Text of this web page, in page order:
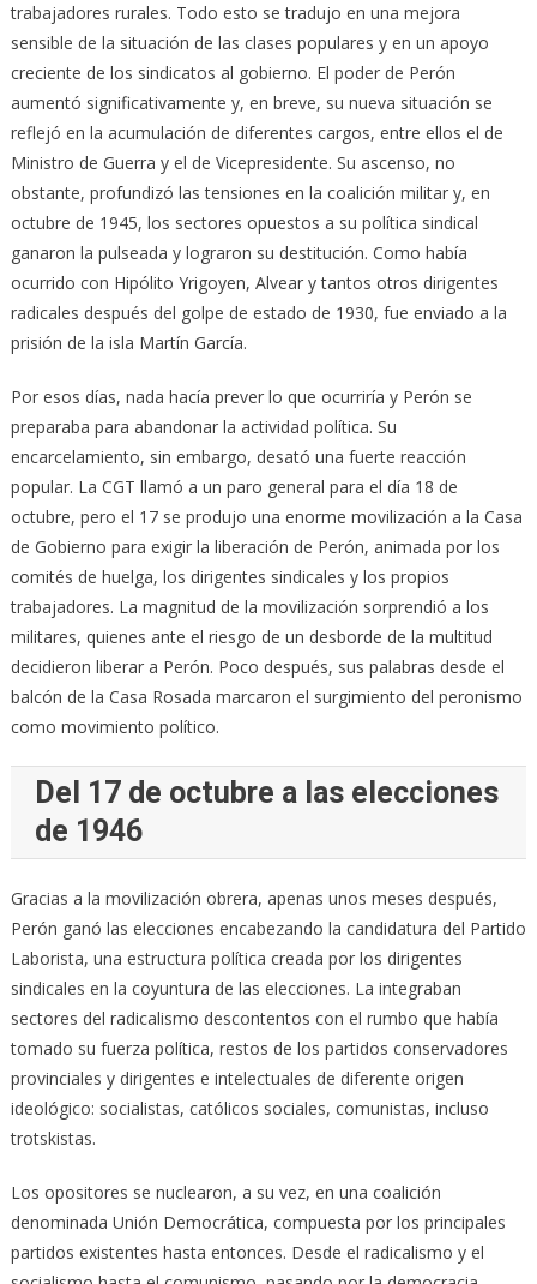
trabajadores rurales. Todo esto se tradujo en una mejora
sensible de la situación de las clases populares y en un apoyo
creciente de los sindicatos al gobierno. El poder de Perón
aumentó significativamente y, en breve, su nueva situación se
reflejó en la acumulación de diferentes cargos, entre ellos el de
Ministro de Guerra y el de Vicepresidente. Su ascenso, no
obstante, profundizó las tensiones en la coalición militar y, en
octubre de 1945, los sectores opuestos a su política sindical
ganaron la pulseada y lograron su destitución. Como había
ocurrido con Hipólito Yrigoyen, Alvear y tantos otros dirigentes
radicales después del golpe de estado de 1930, fue enviado a la
prisión de la isla Martín García.
Por esos días, nada hacía prever lo que ocurriría y Perón se
preparaba para abandonar la actividad política. Su
encarcelamiento, sin embargo, desató una fuerte reacción
popular. La CGT llamó a un paro general para el día 18 de
octubre, pero el 17 se produjo una enorme movilización a la Casa
de Gobierno para exigir la liberación de Perón, animada por los
comités de huelga, los dirigentes sindicales y los propios
trabajadores. La magnitud de la movilización sorprendió a los
militares, quienes ante el riesgo de un desborde de la multitud
decidieron liberar a Perón. Poco después, sus palabras desde el
balcón de la Casa Rosada marcaron el surgimiento del peronismo
como movimiento político.
Del 17 de octubre a las elecciones
de 1946
Gracias a la movilización obrera, apenas unos meses después,
Perón ganó las elecciones encabezando la candidatura del Partido
Laborista, una estructura política creada por los dirigentes
sindicales en la coyuntura de las elecciones. La integraban
sectores del radicalismo descontentos con el rumbo que había
tomado su fuerza política, restos de los partidos conservadores
provinciales y dirigentes e intelectuales de diferente origen
ideológico: socialistas, católicos sociales, comunistas, incluso
trotskistas.
Los opositores se nuclearon, a su vez, en una coalición
denominada Unión Democrática, compuesta por los principales
partidos existentes hasta entonces. Desde el radicalismo y el